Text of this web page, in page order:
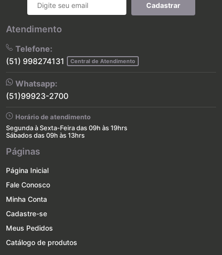
Cadastrar
Atendimento
Telefone:
(51) 998274131
Central de Atendimento
Whatsapp:
(51)99923-2700
Horário de atendimento
Segunda à Sexta-Feira das 09h às 19hrs
Sábados das 09h às 13hrs
Páginas
Página Inicial
Fale Conosco
Minha Conta
Cadastre-se
Meus Pedidos
Catálogo de produtos